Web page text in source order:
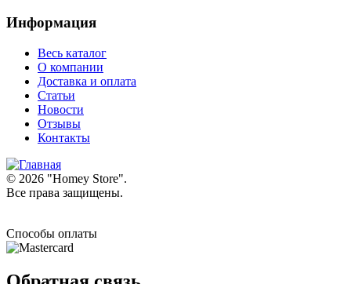
Информация
Весь каталог
О компании
Доставка и оплата
Статьи
Новости
Отзывы
Контакты
© 2026 "Homey Store".
Все права защищены.
Способы оплаты